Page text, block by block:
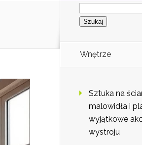
Szukaj:
Wnętrze
Sztuka na
malowidła i
wyjątkowe
wystroju